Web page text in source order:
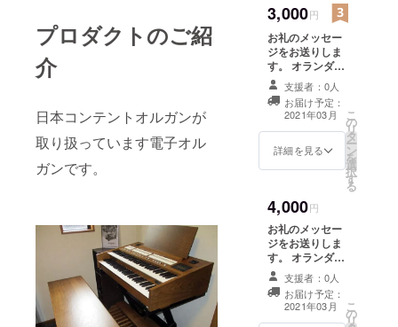
プロダクトのご紹
介
日本コンテントオルガンが
取り扱っています電子オル
ガンです。
であしらったオ
ランダをイメー
ジしたイヤリン
グ。 手作り品に
てデザイン及び
仕様は、お楽し
みとさせて下さ
い。
3,000円
お礼のメッセー
ジをお送りしま
す。 オランダコ
ンテントオルガ
ンオリジナルの
ポストカードを
提供します。 私
たちの活動に、
共感して頂いた
であしらったオ
ランダをイメー
ジしたペンダン
ト。 手作り品に
てデザイン及び
仕様は、お楽し
みとさせて下さ
い。
支援者：0人
お届け予定：
2021年03月
詳細を見る
こ
の
リ
タ
ー
ン
を
選
択
す
る
4,000円
お礼のメッセー
ジをお送りしま
す。 オランダコ
ンテントオルガ
ンオリジナルの
ポストカードを
提供 します。 私
支援者：0人
お届け予定：
2021年03月
こ
の
リ